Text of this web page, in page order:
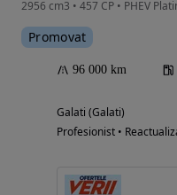
Promovat
96 000 km
Galati (Galati)
Profesionist •